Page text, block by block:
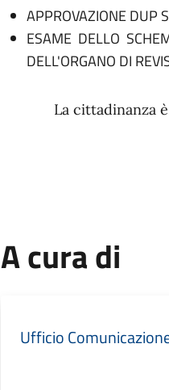
APPROVAZIONE DUP
ESAME DELLO
DELL'ORGANO DI
La cittadinanza
A cura di
Ufficio